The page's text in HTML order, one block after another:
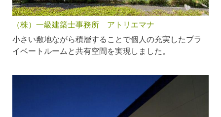
（株）一級建築士事務所 アトリエマナ
小さい敷地ながら積層することで個人の充実したプラ
イベートルームと共有空間を実現しました。